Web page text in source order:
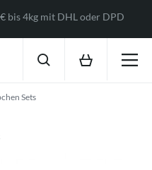
bis 4kg mit DHL oder DPD
Sets